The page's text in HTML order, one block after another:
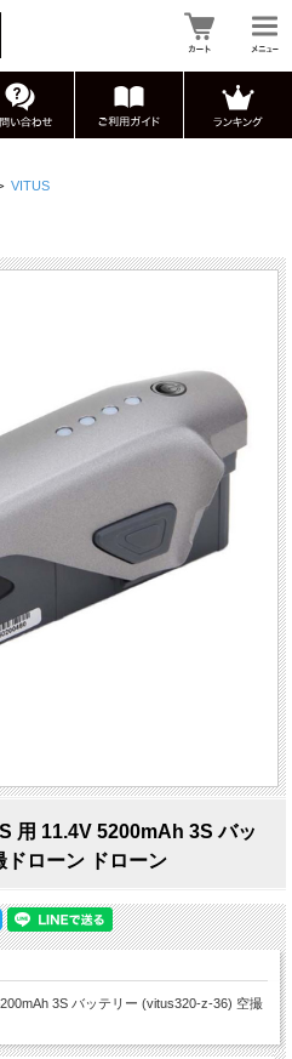
VITUS
用 11.4V 5200mAh 3S バッ
ローン ドローン
3S バッテリー (vitus320-z-36) 空撮